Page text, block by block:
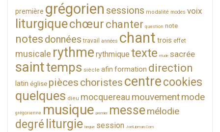
première grégorien sessions modalité modes voix
liturgiquechœur chanter question note
notes données travail années chant trois effet
musicale rythme rythmique texte étude sacrée
sainttemps siècle afin formation direction
latin église pièces choristes centrecookies
quelques dieu mocquereau mouvementmode
grégorienne musique premier messemélodie
degré liturgie langue session JoelLipman.Com